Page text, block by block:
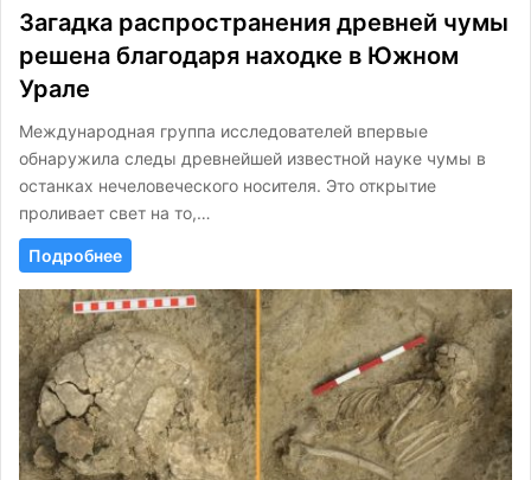
Загадка распространения древней чумы
решена благодаря находке в Южном
Урале
Международная группа исследователей впервые
обнаружила следы древнейшей известной науке чумы в
останках нечеловеческого носителя. Это открытие
проливает свет на то,…
Подробнее